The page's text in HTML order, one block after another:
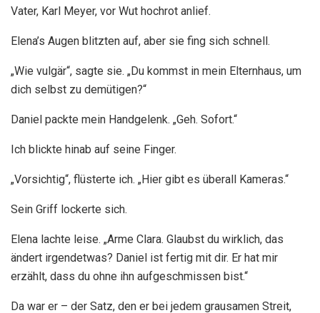
Vater, Karl Meyer, vor Wut hochrot anlief.
Elena’s Augen blitzten auf, aber sie fing sich schnell.
„Wie vulgär“, sagte sie. „Du kommst in mein Elternhaus, um
dich selbst zu demütigen?“
Daniel packte mein Handgelenk. „Geh. Sofort.“
Ich blickte hinab auf seine Finger.
„Vorsichtig“, flüsterte ich. „Hier gibt es überall Kameras.“
Sein Griff lockerte sich.
Elena lachte leise. „Arme Clara. Glaubst du wirklich, das
ändert irgendetwas? Daniel ist fertig mit dir. Er hat mir
erzählt, dass du ohne ihn aufgeschmissen bist.“
Da war er – der Satz, den er bei jedem grausamen Streit,